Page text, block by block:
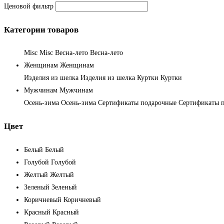
Ценовой фильтр
Категории товаров
Misc Misc Весна-лето Весна-лето
Женщинам Женщинам
Изделия из шелка Изделия из шелка Куртки Куртки
Мужчинам Мужчинам
Осень-зима Осень-зима Сертификаты подарочные Сертификаты
Цвет
Белый Белый
Голубой Голубой
Желтый Желтый
Зеленый Зеленый
Коричневый Коричневый
Красный Красный